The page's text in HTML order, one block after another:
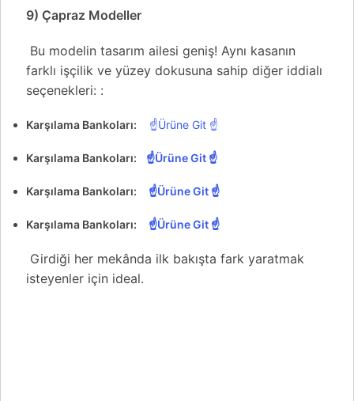
9) Çapraz Modeller
Bu modelin tasarım ailesi geniş! Aynı kasanın
farklı işçilik ve yüzey dokusuna sahip diğer iddialı
seçenekleri: :
Karşılama Bankoları: ☝Ürüne Git ☝
Karşılama Bankoları: ☝Ürüne Git ☝
Karşılama Bankoları: ☝Ürüne Git ☝
Karşılama Bankoları: ☝Ürüne Git ☝
Girdiği her mekânda ilk bakışta fark yaratmak
isteyenler için ideal.